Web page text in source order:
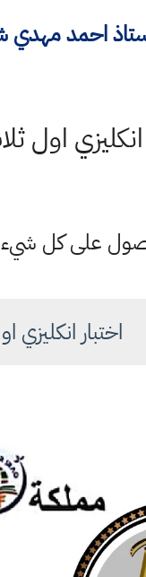
احمد مهدي
انكليزي
للحصول على كل
اختبار